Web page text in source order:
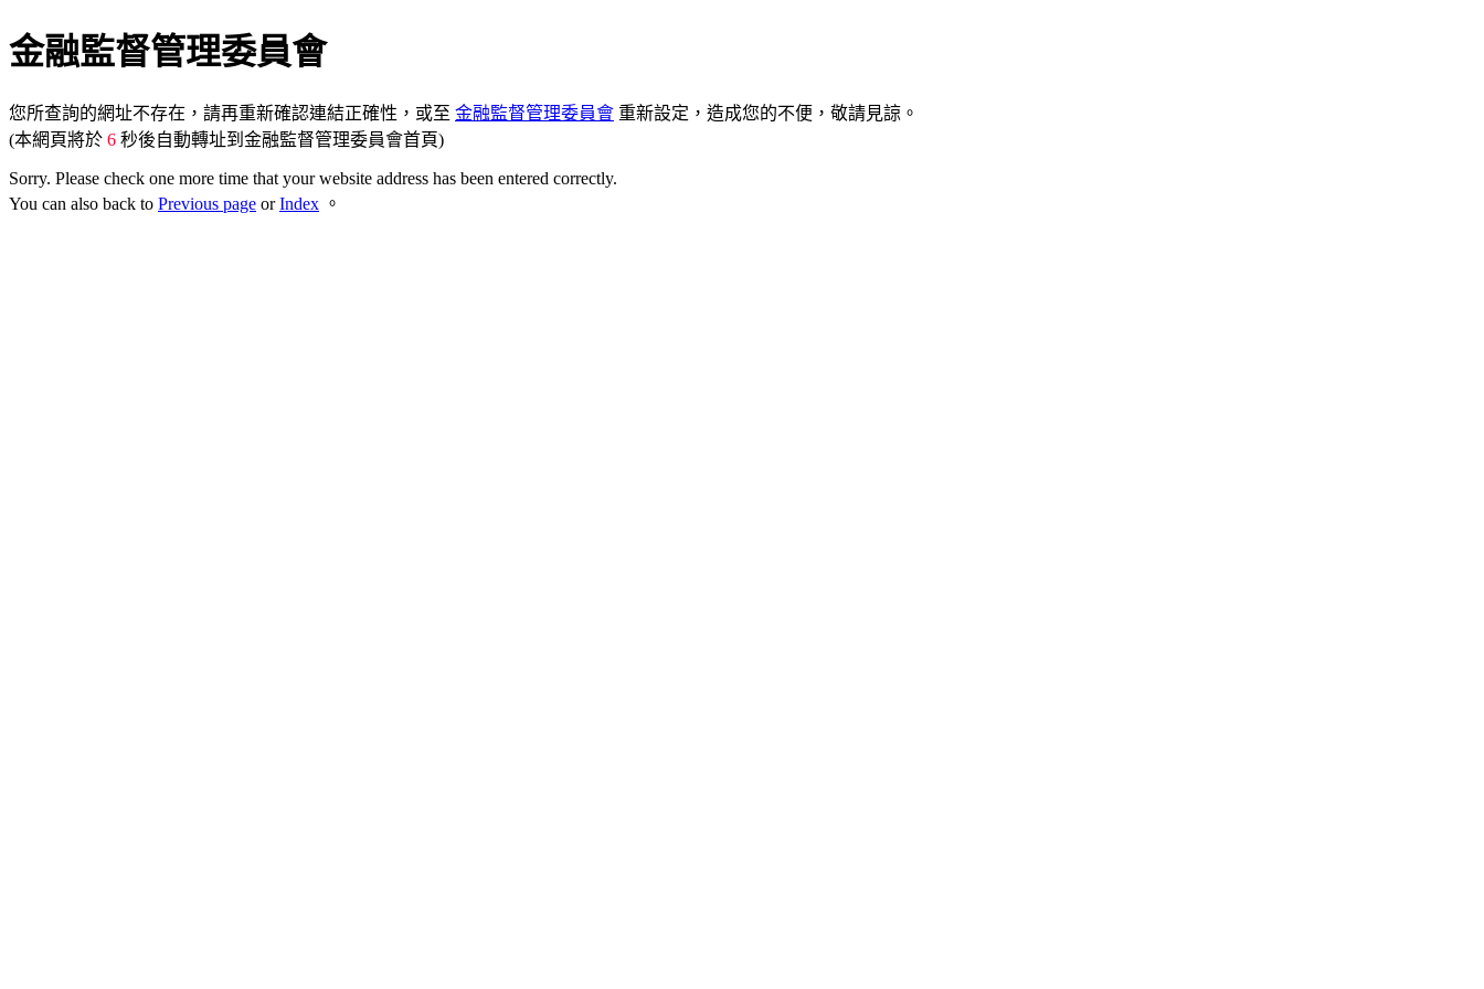
金融監督管理委員會
您所查詢的網址不存在，請再重新確認連結正確性，或至 金融監督管理委員會 重新設定，造成您的不便，敬請見諒。
(本網頁將於 6 秒後自動轉址到金融監督管理委員會首頁)
Sorry. Please check one more time that your website address has been entered correctly.
You can also back to Previous page orIndex 。